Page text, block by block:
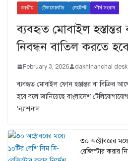
জাতীয় টেকনোলজি লেটেস্ট শীর্ষ সংবাদ
ব্যবহৃত মোবাইল হস্তান্তর
নিবন্ধন বাতিল করতে
February 3, 2026 dakhinanchal desk
ব্যবহৃত মোবাইল ফোন হস্তান্তর বা বিক্রির
হবে বলে জানিয়েছে বাংলাদেশ
‘ন্যাশনাল
৩০ অক্টোবরের
রেজিস্টার করার